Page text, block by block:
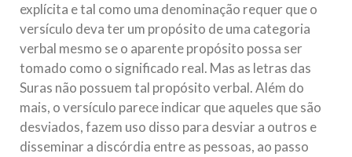
explícita e tal como uma denominação requer que o
versículo deva ter um propósito de uma categoria
verbal mesmo se o aparente propósito possa ser
tomado como o significado real. Mas as letras das
Suras não possuem tal propósito verbal. Além do
mais, o versículo parece indicar que aqueles que são
desviados, fazem uso disso para desviar a outros e
disseminar a discórdia entre as pessoas, ao passo